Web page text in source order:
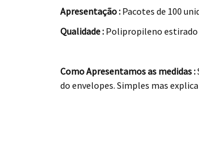
Apresentação : Pacotes de 100
Qualidade : Polipropileno estirado
Como Apresentamos as medidas :
do envelopes. Simples mas